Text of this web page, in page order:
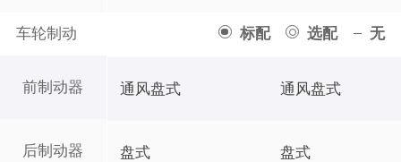
车轮制动 标配 选配 无
前制动器
后制动器
通风盘式 通风盘式
盘式 盘式